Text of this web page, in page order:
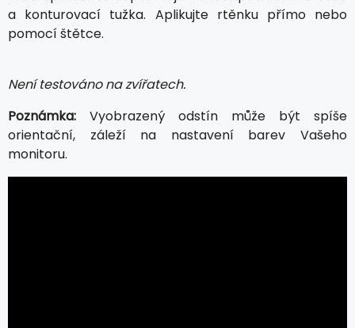
a konturovací tužka. Aplikujte rtěnku přímo nebo
pomocí štětce.
Není testováno na zvířatech.
Poznámka: Vyobrazený odstín může být spíše
orientační, záleží na nastavení barev Vašeho
monitoru.